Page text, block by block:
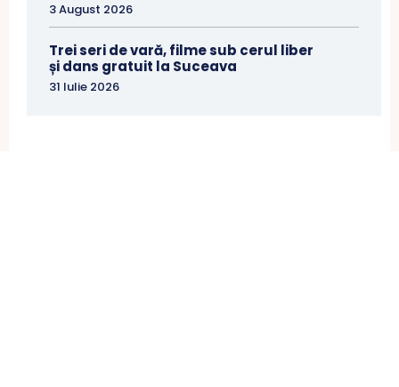
3 August 2026
Trei seri de vară, filme sub cerul liber
și dans gratuit la Suceava
31 Iulie 2026